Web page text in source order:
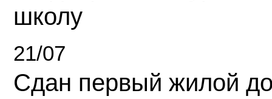
школу
21/07
Сдан первый жилой